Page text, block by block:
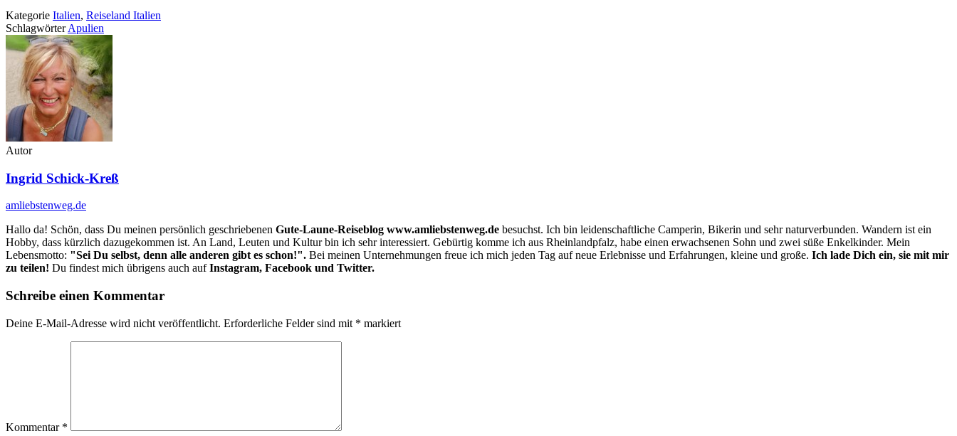
Kategorie Italien, Reiseland Italien
SchlagwörterApulien
Autor
Ingrid Schick-Kreß
amliebstenweg.de
Hallo da! Schön, dass Du meinen persönlich geschriebenen Gute-Laune-Reiseblog www.amliebstenweg.de besuchst. Ich bin leidenschaftliche Camperin, Bikerin und sehr naturverbunden. Wandern ist ein
Hobby, dass kürzlich dazugekommen ist. An Land, Leuten und Kultur bin ich sehr interessiert. Gebürtig komme ich aus Rheinlandpfalz, habe einen erwachsenen Sohn und zwei süße Enkelkinder. Mein
Lebensmotto: "Sei Du selbst, denn alle anderen gibt es schon!". Bei meinen Unternehmungen freue ich mich jeden Tag auf neue Erlebnisse und Erfahrungen, kleine und große. Ich lade Dich ein, sie mit mir
zu teilen! Du findest mich übrigens auch aufInstagram, Facebook und Twitter.
Schreibe einen Kommentar
Deine E-Mail-Adresse wird nicht veröffentlicht. Erforderliche Felder sind mit * markiert
Kommentar *